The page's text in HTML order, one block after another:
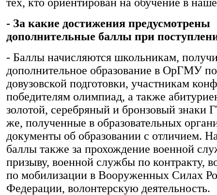
- За какие достижения предусмотрены
дополнительные баллы при
- Баллы начисляются школьникам,
дополнительное образование в ОрГМУ
довузовской подготовки, участникам
победителям олимпиад, а также
золотой, серебряный и бронзовый знаки
же, полученные в образовательных
документы об образовании с отличием.
баллы также за прохождение военной
призыву, военной службы по контракту,
по мобилизации в Вооруженных Силах
Федерации, волонтерскую деятельность.